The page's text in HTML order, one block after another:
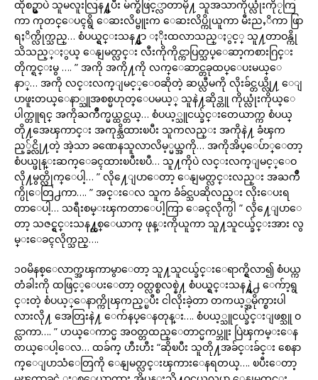
ထိုစဥ္မွာပဲ သူမလူးလြန႔္ၿပီး မ်က္စိဖြင့္လာတာမို႔ သူအသာကိုယ္လုံးကိုႂကြ
ကာ ကုတင္ေပၚရွိ ေဆးလိပ္ဗူးက ေဆးလိပ္ကိုယူကာ မီးညႇိကာ ဖြာ
ရႈိက္လိုက္သည္… စံပယ္ရွင္းသန႔္မွာ ႏိုးထလာသည္ႏွင့္ သူ႔တာဝန္ကို
သိသည့္ႏွယ္ ေနျမတ္လင္း လီးကိုကိုင္ကာပြတ္သပ္ေဆာ့ကစားဂြင္း
တိုက္ရင္းမွ …. ” အကို အကို႔ကို လက္ေဆာင္တခုထပ္ေပးမယ္ေ
နာ္… အကို လင္းလက္ျမင့္ေဝဆိုတဲ့ ဆယ္လီမကို လိုးခ်င္တယ္လို႔ ေျ
ပာဖူးတယ္ေနာ္သူအစစ္မဟုတ္ေပမယ့္ သူနဲ႔ဆိုဒ္တူ ကိုယ္လုံးကိုယ္ေ
ပါက္တူရင္ အကိုႀကိဳက္မယ္ထင္တယ္… စံပယ့္သူငယ္ခ်င္းတေယာက္က စံပယ္
တို႔အေၾကာင္း အကုန္သိထားၿပီး သူကလည္း အကိုနဲ႔ ခံၾက
ည့္ခ်င္လို႔တဲ့ အဲ့သာ ခဏေနသူလာလိမ့္မယ္အကို… အကိုအိပ္ေပ်ာ္ေတာ့
စံပယ္ဖုန္းဆက္ေခၚထားၿပီးၿပီ… သူ႔ကိုပဲ လင္းလက္ျမင့္ေဝ
လို႔မွတ္လိုက္ေပါ့… ” လို႔ေျပာေတာ့ ေနျမတ္လင္းလည္း အႀကိဳ
က္ပိုေတြ႕ကာ…. ” အင္းေလ သူက ခံခ်င္သပဆိုလည္း လိုးေပးရ
တာေပါ့… သရီးစမ္းၾကတာေပါ့ကြာ ေခၚလိုက္ပါ ” လို႔ေျပာေ
တာ့ သဇင္ရွင္းသန႔္တစ္ေယာက္ ဖုန္းကိုယူကာ သူ႔သူငယ္ခ်င္းအား လွ
မ္းေခၚလိုက္သည္….
၁၀မိနစ္ေလာက္အၾကာမွာေတာ့ သူ႔သူငယ္ခ်င္းေရာက္ရွိလာ၍ စံပယ္က
တံခါးကို ထဖြင့္ေပးေတာ့ ဝတ္လစ္စလစ္နဲ႔ စံပယ္ရွင္းသန႔္ရဲ႕ ေက်ာ့ရွ
င္းတဲ့ စံပယ့္ေနာက္ကိုၾကည့္ၿပီး ငါလိုးခဲ့တာ တကယ့္အမိုက္စားပါ
လားလို႔ အေတြးနဲ႔ ေက်နပ္ေနတုန္း…. စံပယ့္သူငယ္ခ်င္းျဖစ္သူ ဝ
င္လာကာ…. ” ဟယ္ေကာင္မ အဝတ္တထည္ေတာင္မကပ္ဘူး ပြဲၾကမ္းေန
တယ္ေပါ့ေလ… ထခ်က္ ဟီးဟီး “ဆိုၿပီး သူတို႔အခ်င္းခ်င္း စေနာ
က္ေျပာသံေတြကို ေနျမတ္လင္းၾကားေနရတယ္…. ၿပီးေတာ့